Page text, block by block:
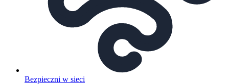
Bezpieczni w sieci